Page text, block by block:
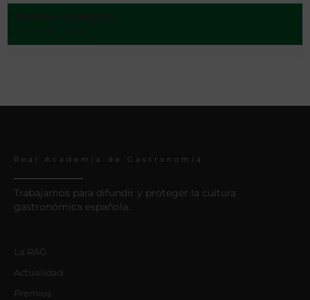
Real Academia de Gastronomía
Trabajamos para difundir y proteger la cultura
gastronómica española.
La RAG
Actualidad
Premios